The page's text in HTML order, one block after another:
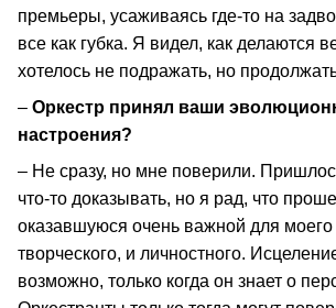
премьеры, усаживаясь где-то на
все как губка. Я видел, как делаются
хотелось не подражать, но
– Оркестр принял ваши
настроения?
– Не сразу, но мне поверили.
что-то доказывать, но я рад, что
оказавшуюся очень важной для моего
творческого, и личностного.
возможно, только когда он знает о